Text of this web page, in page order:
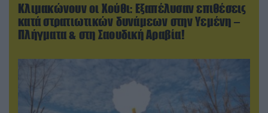
Κλιμακώνουν οι Χούθι: Eξαπέλυσαν επιθέσεις
κατά στρατιωτικών δυνάμεων στην Υεμένη –
Πλήγματα & στη Σαουδική Αραβία!